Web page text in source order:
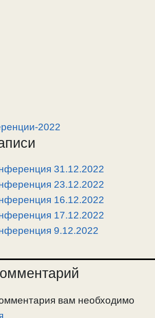
2022
31.12.2022
23.12.2022
16.12.2022
17.12.2022
9.12.2022
вам необходимо